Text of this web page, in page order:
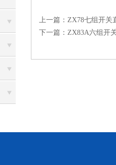
上一篇： ​ZX78七组开关
下一篇： ZX83A六组开